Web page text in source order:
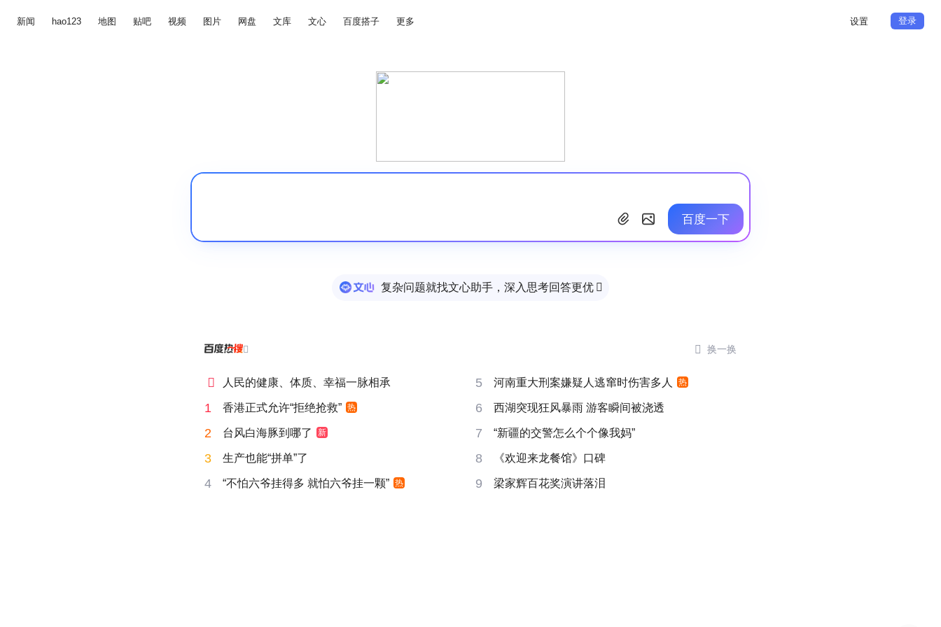
新闻 hao123 地图 贴吧 视频 图片 网盘 文库 文心 百度搭子 更多 设置 登录
百度一下
复杂问题就找文心助手，深入思考回答更优 
  换一换
 人民的健康、体质、幸福一脉相承 5 河南重大刑案嫌疑人逃窜时伤害多人 热
1 香港正式允许“拒绝抢救” 热 6 西湖突现狂风暴雨 游客瞬间被浇透
2 台风白海豚到哪了 新 7 “新疆的交警怎么个个像我妈”
3 生产也能“拼单”了 8 《欢迎来龙餐馆》口碑
4 “不怕六爷挂得多 就怕六爷挂一颗” 热 9 梁家辉百花奖演讲落泪